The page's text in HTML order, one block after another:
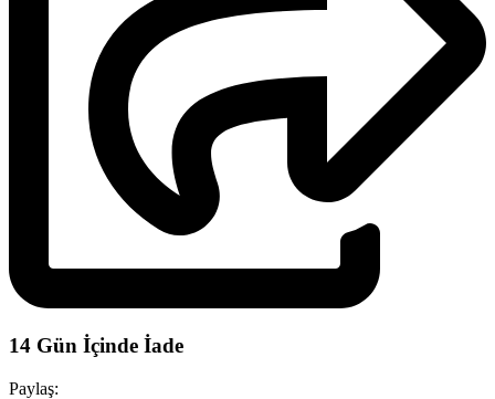
14 Gün İçinde İade
Paylaş: